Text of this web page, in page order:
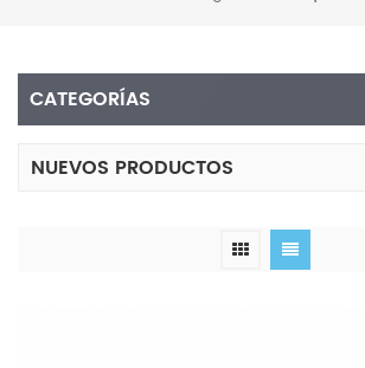
CATEGORÍAS
NUEVOS PRODUCTOS